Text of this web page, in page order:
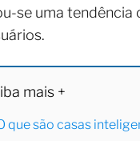
se uma tendência
mais +
que são casas